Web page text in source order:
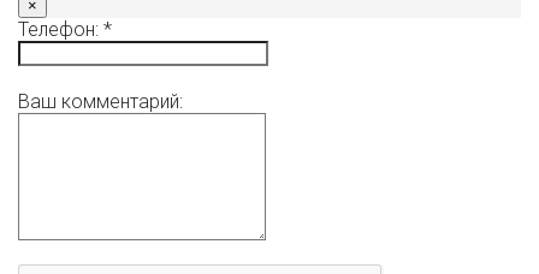
×
Телефон: *
Ваш комментарий: